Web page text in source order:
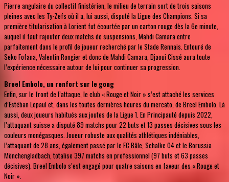
Pierre angulaire du collectif finistérien, le milieu de terrain sort de trois saisons
pleines avec les Ty-Zefs où il a, lui aussi, disputé la Ligue des Champions. Si sa
première titularisation à Lorient fut écourtée par un carton rouge dès la 6e minute,
auquel il faut rajouter deux matchs de suspensions, Mahdi Camara entre
parfaitement dans le profil de joueur recherché par le Stade Rennais. Entouré de
Seko Fofana, Valentin Rongier et donc de Mahdi Camara, Djaoui Cissé aura toute
l’expérience nécessaire autour de lui pour continuer sa progression.
Breel Embolo, un renfort sur le gong
Enfin, sur le front de l’attaque, le club « Rouge et Noir » s’est attaché les services
d’Estéban Lepaul et, dans les toutes dernières heures du mercato, de Breel Embolo. Là
aussi, deux joueurs habitués aux joutes de la Ligue 1. En Principauté depuis 2022,
l’attaquant suisse a disputé 89 matchs pour 22 buts et 13 passes décisives sous les
couleurs monégasques. Joueur robuste aux qualités athlétiques indéniables,
l’attaquant de 28 ans, également passé par le FC Bâle, Schalke 04 et le Borussia
Mönchengladbach, totalise 397 matchs en professionnel (97 buts et 63 passes
décisives). Breel Embolo s’est engagé pour quatre saisons en faveur des « Rouge et
Noir ».